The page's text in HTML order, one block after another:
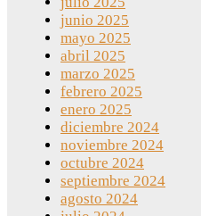
junio 2025
mayo 2025
abril 2025
marzo 2025
febrero 2025
enero 2025
diciembre 2024
noviembre 2024
octubre 2024
septiembre 2024
agosto 2024